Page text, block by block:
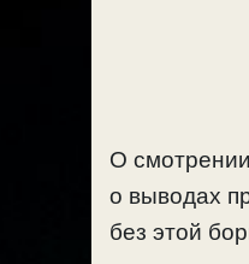
О
о выводах
без этой